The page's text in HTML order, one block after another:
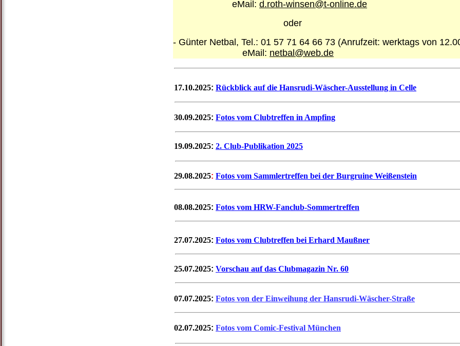
eMail: d.roth-winsen@t-online.de
oder
- Günter Netbal, Tel.: 01 57 71 64 66 73 (Anrufzeit: werktags von
eMail: netbal@web.de
17.10.2025: Rückblick auf die Hansrudi-Wäscher-Ausstellung in Celle
30.09.2025: Fotos vom Clubtreffen in Ampfing
19.09.2025: 2. Club-Publikation 2025
29.08.2025: Fotos vom Sammlertreffen bei der Burgruine Weißenstein
08.08.2025: Fotos vom HRW-Fanclub-Sommertreffen
27.07.2025: Fotos vom Clubtreffen bei Erhard Maußner
25.07.2025: Vorschau auf das Clubmagazin Nr. 60
07.07.2025: Fotos von der Einweihung der Hansrudi-Wäscher-Straße
02.07.2025: Fotos vom Comic-Festival München